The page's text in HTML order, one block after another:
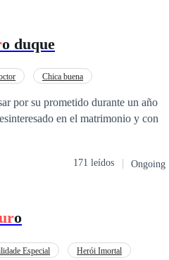
tenemos gustos tan parecidos en
o duque
Chica buena
por su prometido durante un año
en el matrimonio y con
171 leídos Ongoing
o
Especial
Herói Imortal